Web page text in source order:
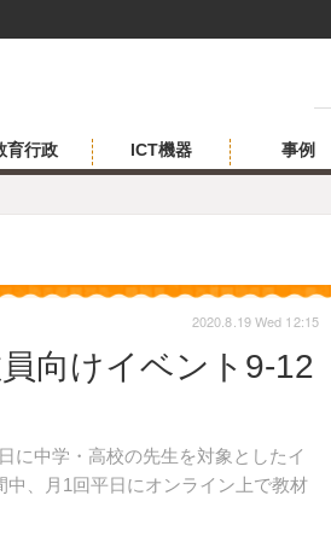
育行政 ICT機器 事例
向けイベント9-12
に中学・高校の先生を対象としたイ
、月1回平日にオンライン上で教材
2020.8.19 Wed 12:15